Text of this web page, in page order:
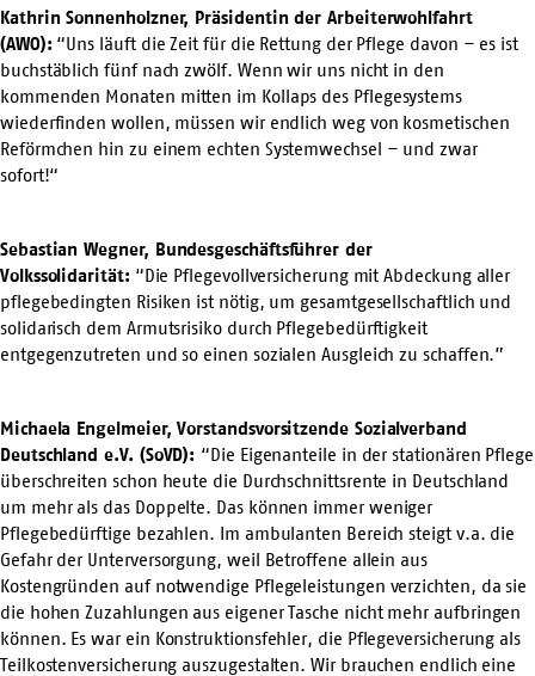
Kathrin Sonnenholzner, Präsidentin der Arbeiterwohlfahrt
(AWO):“Uns läuft die Zeit für die Rettung der Pflege davon – es ist
buchstäblich fünf nach zwölf. Wenn wir uns nicht in den
kommenden Monaten mitten im Kollaps des Pflegesystems
wiederfinden wollen, müssen wir endlich weg von kosmetischen
Reförmchen hin zu einem echten Systemwechsel – und zwar
sofort!“
Sebastian Wegner, Bundesgeschäftsführer der
Volkssolidarität:“Die Pflegevollversicherung mit Abdeckung aller
pflegebedingten Risiken ist nötig, um gesamtgesellschaftlich und
solidarisch dem Armutsrisiko durch Pflegebedürftigkeit
entgegenzutreten und so einen sozialen Ausgleich zu schaffen.”
Michaela Engelmeier, Vorstandsvorsitzende Sozialverband
Deutschland e.V. (SoVD): “Die Eigenanteile in der stationären Pflege
überschreiten schon heute die Durchschnittsrente in Deutschland
um mehr als das Doppelte. Das können immer weniger
Pflegebedürftige bezahlen. Im ambulanten Bereich steigt v.a. die
Gefahr der Unterversorgung, weil Betroffene allein aus
Kostengründen auf notwendige Pflegeleistungen verzichten, da sie
die hohen Zuzahlungen aus eigener Tasche nicht mehr aufbringen
können. Es war ein Konstruktionsfehler, die Pflegeversicherung als
Teilkostenversicherung auszugestalten. Wir brauchen endlich eine